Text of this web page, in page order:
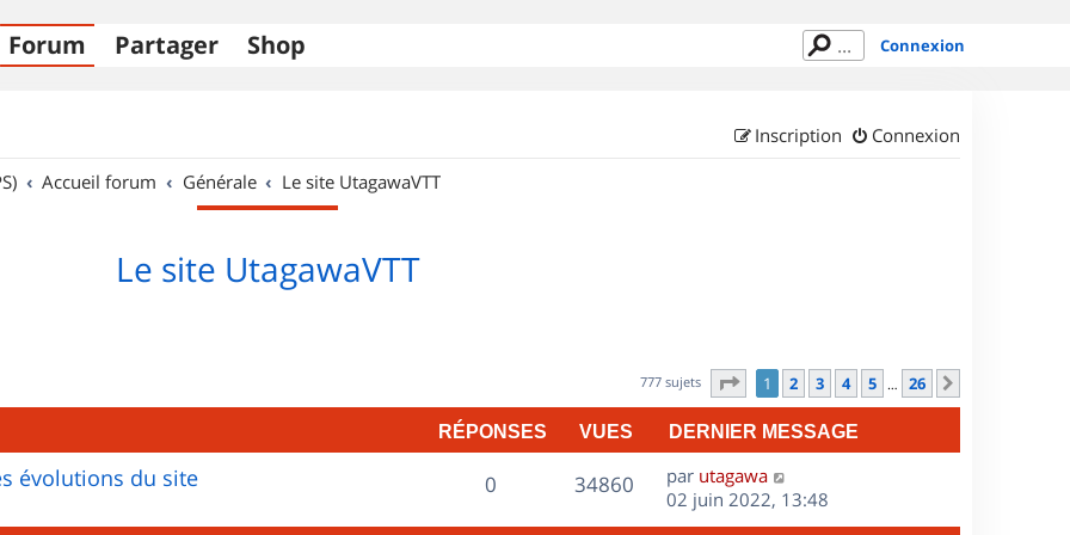
Forum Partager Shop Connexion
Connexion
Inscription
Accueil forum Générale Le site UtagawaVTT
Le site UtagawaVTT
777 sujets Page sur26
1 2 3 4 5 … 26
RÉPONSES VUES DERNIER MESSAGE
évolutions du site 0R
é
34860V
u
D
e
r
par utagawa
02 juin 2022, 13:48